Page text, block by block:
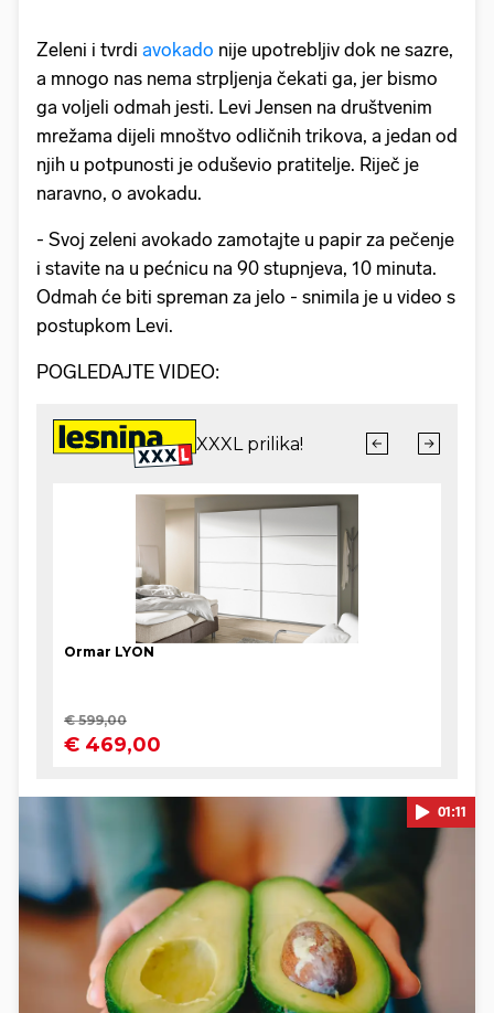
Zeleni i tvrdi avokado nije upotrebljiv dok ne sazre,
a mnogo nas nema strpljenja čekati ga, jer bismo
ga voljeli odmah jesti. Levi Jensen na društvenim
mrežama dijeli mnoštvo odličnih trikova, a jedan od
njih u potpunosti je oduševio pratitelje. Riječ je
naravno, o avokadu.
- Svoj zeleni avokado zamotajte u papir za pečenje
i stavite na u pećnicu na 90 stupnjeva, 10 minuta.
Odmah će biti spreman za jelo - snimila je u video s
postupkom Levi.
POGLEDAJTE VIDEO:
Pokretanje videa...
01:11